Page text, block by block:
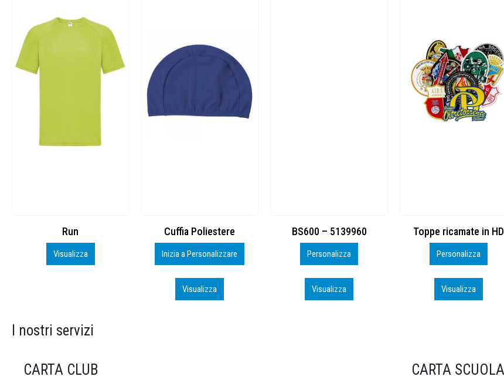
Cuffia Poliestere
Inizia a Personalizzare
BS600 – 5139960
Personalizza
Visualizza
Toppe ricamate in HD
Personalizza
Visualizza
KIT CAMP 100
Personalizza
Visualizza
I nostri servizi
CARTA CLUB CARTA SCUOLA